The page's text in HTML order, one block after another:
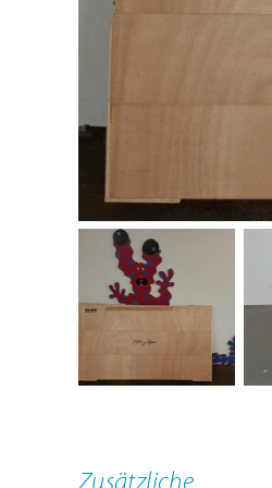
Schulungen
ARTSECO
Jobs
Kontakt